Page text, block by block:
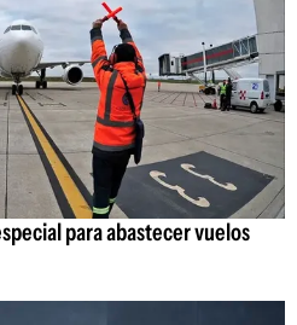
para abastecer vuelos